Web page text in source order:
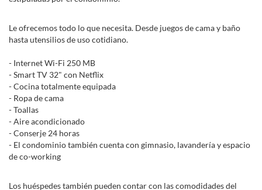
Le ofrecemos todo lo que necesita. Desde juegos de cama y baño
hasta utensilios de uso cotidiano.
- Internet Wi-Fi 250 MB
- Smart TV 32" con Netflix
- Cocina totalmente equipada
- Ropa de cama
- Toallas
- Aire acondicionado
- Conserje 24 horas
- El condominio también cuenta con gimnasio, lavandería y espacio
de co-working
Los huéspedes también pueden contar con las comodidades del